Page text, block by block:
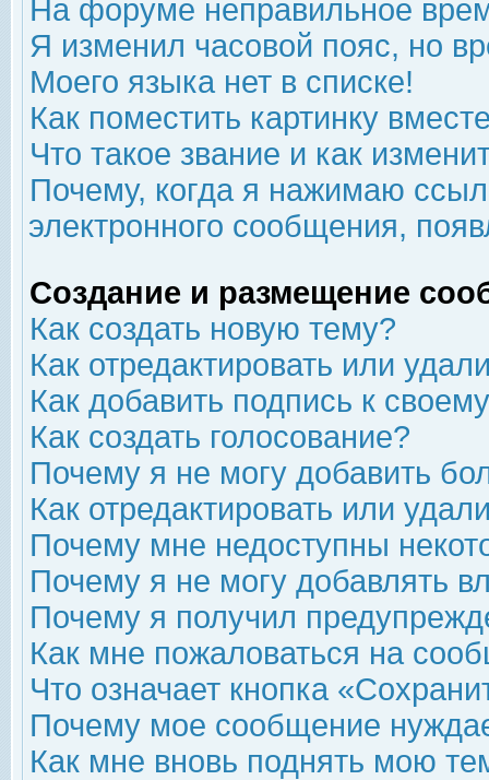
На форуме неправильное
Я изменил часовой пояс, но
Моего языка нет в списке!
Как поместить картинку
Что такое звание и как
Почему, когда я нажимаю
электронного сообщения,
Создание и размещение
Как создать новую тему?
Как отредактировать или
Как добавить подпись к
Как создать голосование?
Почему я не могу добавить
Как отредактировать или
Почему мне недоступны
Почему я не могу добавлять
Почему я получил
Как мне пожаловаться на
Что означает кнопка
Почему мое сообщение
Как мне вновь поднять мою